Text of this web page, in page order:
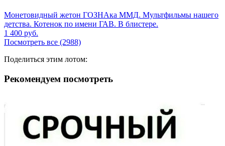
Монетовидный жетон ГОЗНАка ММД. Мультфильмы нашего
детства. Котенок по имени ГАВ. В блистере.
1 400 руб.
Посмотреть все (2988)
Поделиться этим лотом:
Рекомендуем посмотреть